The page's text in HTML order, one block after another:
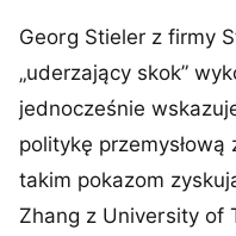
Georg Stieler z firmy
„uderzający skok”
jednocześnie
politykę
takim pokazom
Zhang z University of